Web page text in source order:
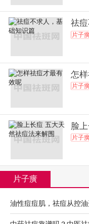
祛
片子
怎
片子
脸
片子
片子癀
油性痘痘肌，祛痘从控